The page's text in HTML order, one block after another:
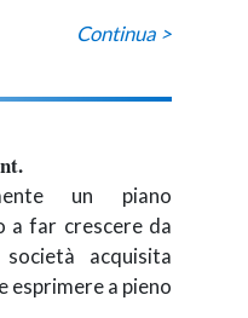
Continua >
un piano
a far crescere da
acquisita
esprimere a pieno